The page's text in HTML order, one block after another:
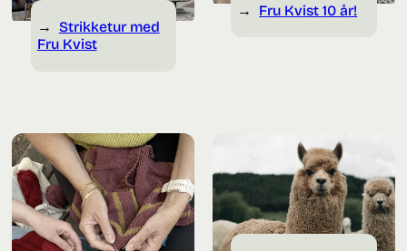
Strikketur med
Fru Kvist
Fru Kvist 10 år!